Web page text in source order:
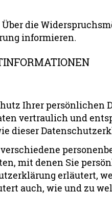
die
informieren.
Ihrer persönlichen
vertraulich und
dieser
mit denen Sie
erläutert,
auch, wie und zu